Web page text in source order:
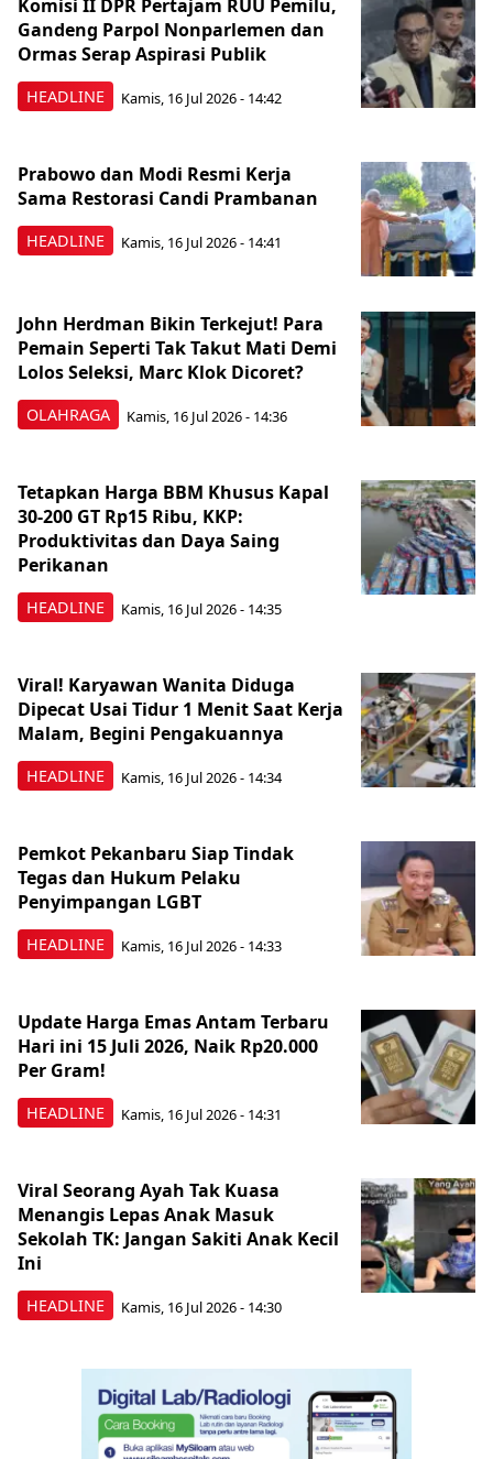
HEADLINE
Komisi II DPR Pertajam RUU Pemilu,
Gandeng Parpol Nonparlemen dan
Ormas Serap Aspirasi Publik
Kamis, 16 Jul 2026 - 14:42
HEADLINE
Prabowo dan Modi Resmi Kerja
Sama Restorasi Candi Prambanan
Kamis, 16 Jul 2026 - 14:41
OLAHRAGA
John Herdman Bikin Terkejut! Para
Pemain Seperti Tak Takut Mati Demi
Lolos Seleksi, Marc Klok Dicoret?
Kamis, 16 Jul 2026 - 14:36
HEADLINE
Tetapkan Harga BBM Khusus Kapal
30-200 GT Rp15 Ribu, KKP:
Produktivitas dan Daya Saing
Perikanan
Kamis, 16 Jul 2026 - 14:35
HEADLINE
Viral! Karyawan Wanita Diduga
Dipecat Usai Tidur 1 Menit Saat Kerja
Malam, Begini Pengakuannya
Kamis, 16 Jul 2026 - 14:34
HEADLINE
Pemkot Pekanbaru Siap Tindak
Tegas dan Hukum Pelaku
Penyimpangan LGBT
Kamis, 16 Jul 2026 - 14:33
HEADLINE
Update Harga Emas Antam Terbaru
Hari ini 15 Juli 2026, Naik Rp20.000
Per Gram!
Kamis, 16 Jul 2026 - 14:31
HEADLINE
Viral Seorang Ayah Tak Kuasa
Menangis Lepas Anak Masuk
Sekolah TK: Jangan Sakiti Anak Kecil
Ini
Kamis, 16 Jul 2026 - 14:30